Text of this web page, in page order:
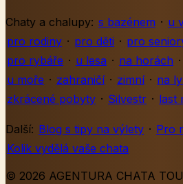
Chaty a chalupy: s bazénem · u
pro rodiny · pro děti · pro
pro rybáře · u lesa · na horách ·
u moře · zahraničí · zimní · na
zkrácené pobyty · Silvestr · last
Další: Blog s tipy na výlety · Pro
Kolik vydělá vaše chata
© 2026 AGENTURA CHATA